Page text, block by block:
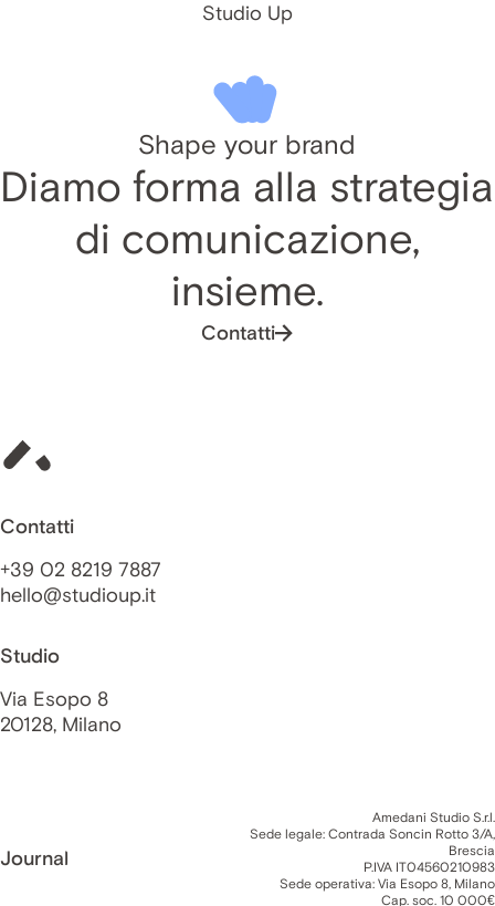
Studio Up
Shape your brand
Diamo forma alla strategia
di comunicazione,
insieme.
Contatti
Contatti
+39 02 8219 7887
hello@studioup.it
Studio
Via Esopo 8
20128, Milano
Journal
Amedani Studio S.r.l.
Sede legale: Contrada Soncin Rotto 3/A,
Brescia
P.IVA IT04560210983
Sede operativa: Via Esopo 8, Milano
Cap. soc. 10 000€